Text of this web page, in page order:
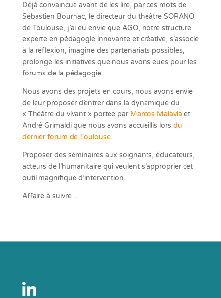
Déjà convaincue avant de les lire, par ces mots de
Sébastien Bournac, le directeur du théâtre SORANO
de Toulouse, j’ai eu envie que AGO, notre structure
experte en pédagogie innovante et créative, s’associe
à la réflexion, imagine des partenariats possibles,
prolonge les initiatives que nous avons eues pour les
forums de la pédagogie.
Nous avons des projets en cours, nous avons envie
de leur proposer d’entrer dans la dynamique du
« Théâtre du vivant » portée par Marcos Malavia et
André Grimaldi que nous avons accueillis lors du
dernier forum de Toulouse.
Proposer des séminaires aux soignants, éducateurs,
acteurs de l’humanitaire qui veulent s’approprier cet
outil magnifique d’intervention.
Affaire à suivre ….
